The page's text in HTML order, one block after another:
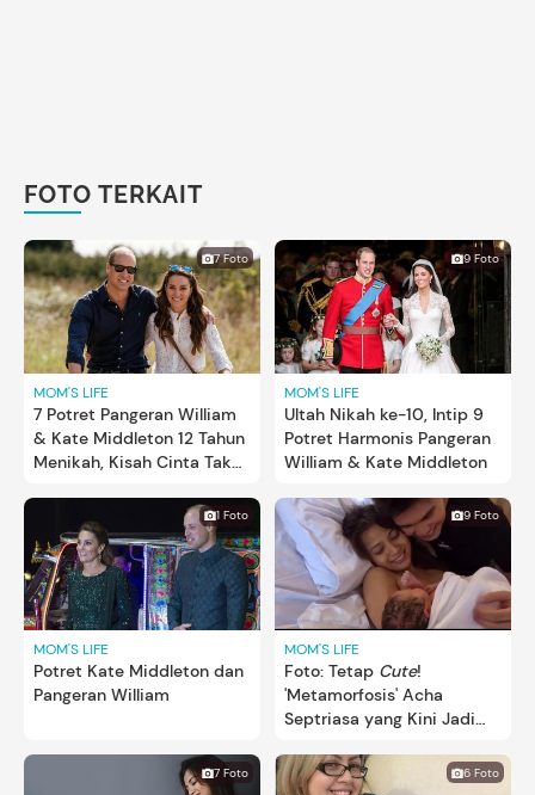
FOTO TERKAIT
7 Foto
MOM'S LIFE
7 Potret Pangeran William
& Kate Middleton 12 Tahun
Menikah, Kisah Cinta Tak
9 Foto
MOM'S LIFE
Ultah Nikah ke-10, Intip 9
Potret Harmonis Pangeran
William & Kate Middleton
1 Foto
MOM'S LIFE
Potret Kate Middleton dan
Pangeran William
9 Foto
MOM'S LIFE
Foto: Tetap Cute!
'Metamorfosis' Acha
Septriasa yang Kini Jadi
7 Foto 6 Foto